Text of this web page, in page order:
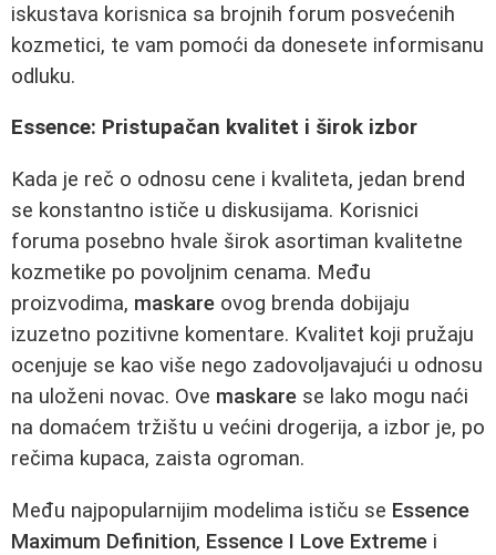
iskustava korisnica sa brojnih forum posvećenih
kozmetici, te vam pomoći da donesete informisanu
odluku.
Essence: Pristupačan kvalitet i širok izbor
Kada je reč o odnosu cene i kvaliteta, jedan brend
se konstantno ističe u diskusijama. Korisnici
foruma posebno hvale širok asortiman kvalitetne
kozmetike po povoljnim cenama. Među
proizvodima, maskare ovog brenda dobijaju
izuzetno pozitivne komentare. Kvalitet koji pružaju
ocenjuje se kao više nego zadovoljavajući u odnosu
na uloženi novac. Ove maskare se lako mogu naći
na domaćem tržištu u većini drogerija, a izbor je, po
rečima kupaca, zaista ogroman.
Među najpopularnijim modelima ističu se Essence
Maximum Definition, Essence I Love Extreme i